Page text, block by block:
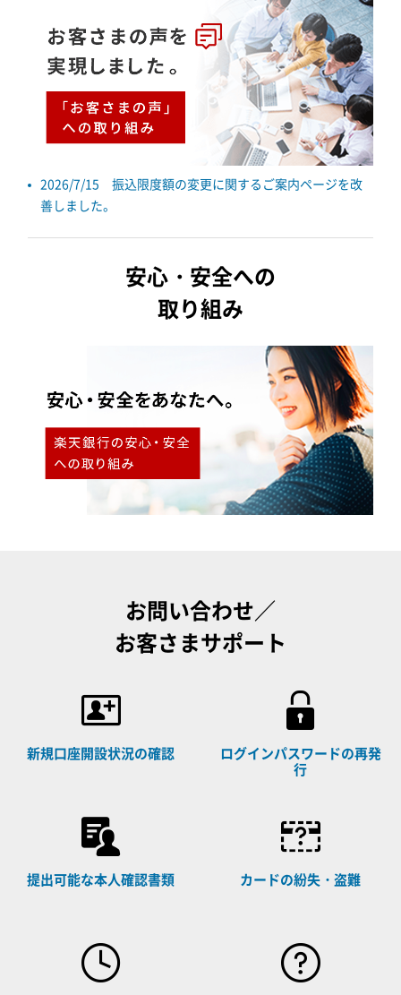
2026/7/15 振込限度額の変更に関するご案内ページを改
善しました。
安心・安全への
取り組み
お問い合わせ／
お客さまサポート
新規口座開設状況の確認
ログインパスワードの再発
行
提出可能な本人確認書類 カードの紛失・盗難